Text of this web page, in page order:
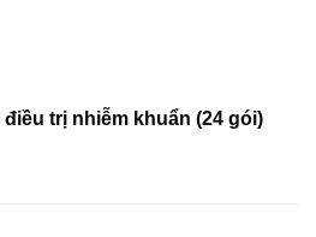
trị nhiễm khuẩn (24 gói)